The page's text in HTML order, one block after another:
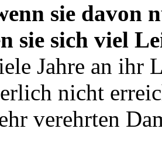
sie davon
sie sich viel
Jahre an ihr
nicht
verehrten